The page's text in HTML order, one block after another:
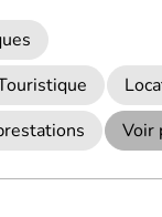
Voir